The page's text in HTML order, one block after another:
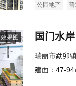
公园地产
效果图 国门水岸
瑞丽市勐卯
建面：47-